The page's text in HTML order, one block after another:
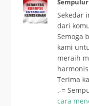
Sempulur
Sekedar
dari
Semoga
kami
meraih
Terima
.-=
cara